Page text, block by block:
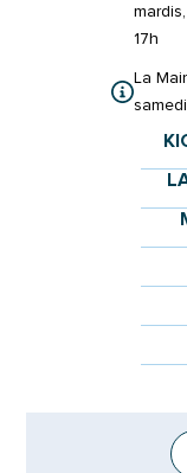
17h
La